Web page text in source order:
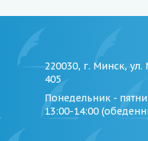
220030, г. Минск,
405
Понедельник -
13:00-14:00